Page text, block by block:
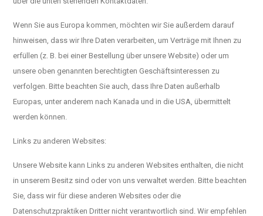
Wenn Sie aus Europa kommen, möchten wir Sie außerdem darauf
hinweisen, dass wir Ihre Daten verarbeiten, um Verträge mit Ihnen zu
erfüllen (z. B. bei einer Bestellung über unsere Website) oder um
unsere oben genannten berechtigten Geschäftsinteressen zu
verfolgen. Bitte beachten Sie auch, dass Ihre Daten außerhalb
Europas, unter anderem nach Kanada und in die USA, übermittelt
werden können.
Links zu anderen Websites:
Unsere Website kann Links zu anderen Websites enthalten, die nicht
in unserem Besitz sind oder von uns verwaltet werden. Bitte beachten
Sie, dass wir für diese anderen Websites oder die
Datenschutzpraktiken Dritter nicht verantwortlich sind. Wir empfehlen